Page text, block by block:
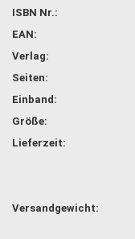
ISBN Nr.:
EAN:
Verlag:
Seiten:
Einband:
Größe:
Lieferzeit:
Versandgewicht: